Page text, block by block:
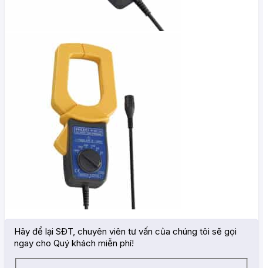
Hãy để lại SĐT, chuyên viên tư vấn của chúng tôi sẽ gọi
ngay cho Quý khách miễn phí!